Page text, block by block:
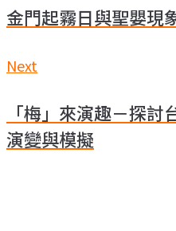
導
金門起霧日與聖嬰現
Next
Next
「梅」來演趣－探
演變與模擬